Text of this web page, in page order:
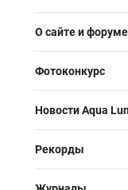
О сайте и форуме
Фотоконкурс
Новости Aqua
Рекорды